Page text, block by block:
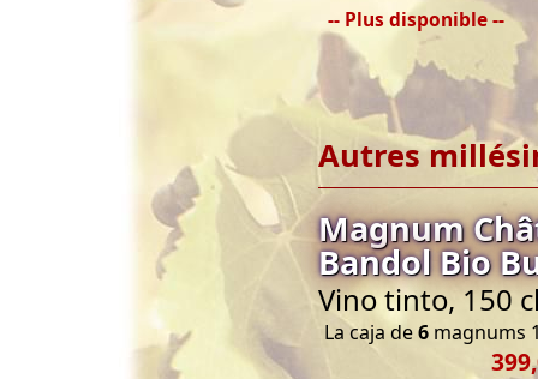
-- Plus disponible --
Autres
Magnum
Bandol Bio
Vino tinto, 150
La caja de6 magnums